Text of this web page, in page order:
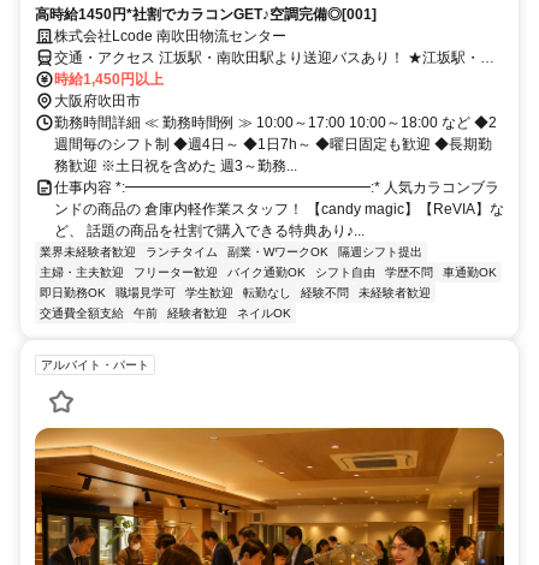
高時給1450円*社割でカラコンGET♪空調完備◎[001]
株式会社Lcode 南吹田物流センター
交通・アクセス 江坂駅・南吹田駅より送迎バスあり！ ★江坂駅・東
淀川駅より自転車貸出も◎
時給1,450円以上
大阪府吹田市
勤務時間詳細 ≪ 勤務時間例 ≫ 10:00～17:00 10:00～18:00 など ◆2
週間毎のシフト制 ◆週4日～ ◆1日7h～ ◆曜日固定も歓迎 ◆長期勤
務歓迎 ※土日祝を含めた 週3～勤務...
仕事内容 *:━━━━━━━━━━━━━━━━━:* 人気カラコンブラ
ンドの商品の 倉庫内軽作業スタッフ！ 【candy magic】【ReVIA】な
ど、 話題の商品を社割で購入できる特典あり♪...
業界未経験者歓迎 ランチタイム 副業・WワークOK
隔週シフト提出
主婦・主夫歓迎
フリーター歓迎 バイク通勤OK シフト自由 学歴不問
車通勤OK
即日勤務OK
職場見学可 学生歓迎 転勤なし 経験不問
未経験者歓迎
交通費全額支給
午前 経験者歓迎 ネイルOK
アルバイト・パート